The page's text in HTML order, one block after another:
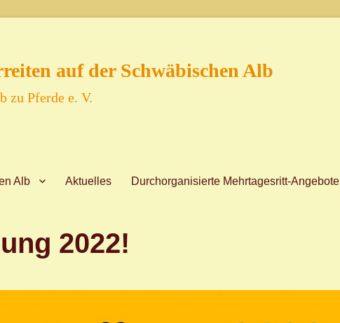
auf der Schwäbischen Alb
zu Pferde e. V.
Alb Aktuelles Durchorganisierte Mehrtagesritt-Angebote
2022!